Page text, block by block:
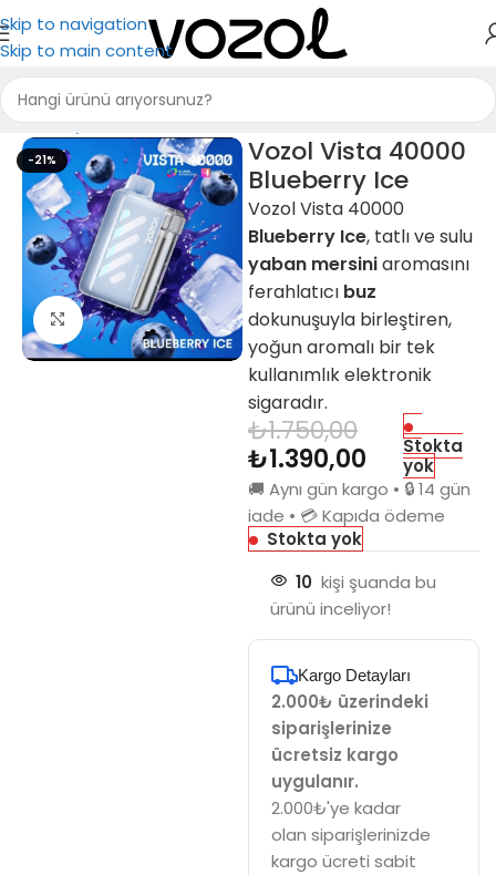
Skip to navigation
Skip to main content
Ana Sayfa Puff Bar
-21%
Büyütmek için tıkla
Vozol Vista 40000
Blueberry Ice
Vozol Vista 40000
Blueberry Ice, tatlı ve sulu
yaban mersiniaromasını
ferahlatıcı buz
dokunuşuyla birleştiren,
yoğun aromalı bir tek
kullanımlık elektronik
sigaradır.
₺1.750,00
₺1.390,00
Stokta
yok
🚚 Aynı gün kargo • 🔒 14 gün
iade • 💳 Kapıda ödeme
Stokta yok
10 kişi şuanda bu
ürünü inceliyor!
Kargo Detayları
2.000₺ üzerindeki
siparişlerinize
ücretsiz kargo
uygulanır.
2.000₺'ye kadar
olan siparişlerinizde
kargo ücreti sabit